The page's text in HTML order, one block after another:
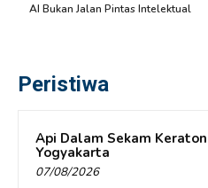
AI Bukan Jalan Pintas Intelektual
Peristiwa
Api Dalam Sekam Keraton
Yogyakarta
07/08/2026